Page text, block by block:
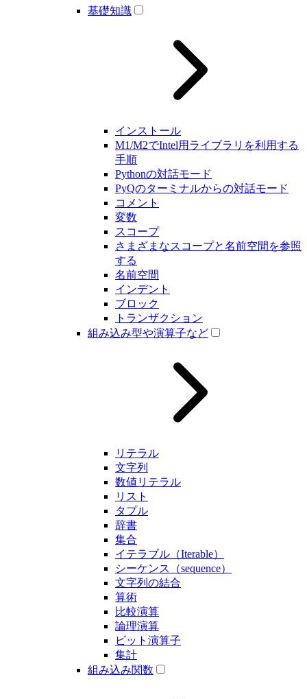
基礎知識
インストール
M1/M2でIntel用ライブラリを利用する
手順
Pythonの対話モード
PyQのターミナルからの対話モード
コメント
変数
スコープ
さまざまなスコープと名前空間を参照
する
名前空間
インデント
ブロック
トランザクション
組み込み型や演算子など
リテラル
文字列
数値リテラル
リスト
タプル
辞書
集合
イテラブル（Iterable）
シーケンス（sequence）
文字列の結合
算術
比較演算
論理演算
ビット演算子
集計
組み込み関数